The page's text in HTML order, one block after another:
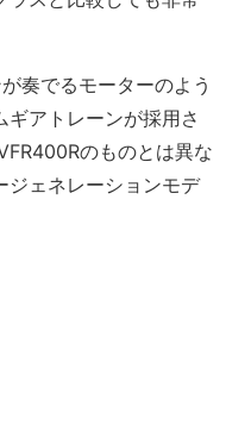
奏でるモーターのよう
アトレーンが採用さ
のものとは異な
ジェネレーションモデ